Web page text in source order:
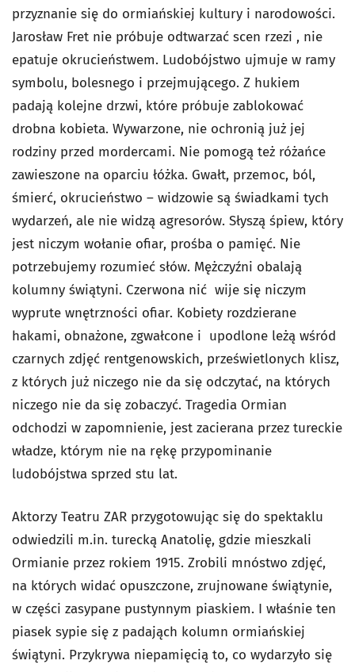
przyznanie się do ormiańskiej kultury i narodowości.
Jarosław Fret nie próbuje odtwarzać scen rzezi , nie
epatuje okrucieństwem. Ludobójstwo ujmuje w ramy
symbolu, bolesnego i przejmującego. Z hukiem
padają kolejne drzwi, które próbuje zablokować
drobna kobieta. Wywarzone, nie ochronią już jej
rodziny przed mordercami. Nie pomogą też różańce
zawieszone na oparciu łóżka. Gwałt, przemoc, ból,
śmierć, okrucieństwo – widzowie są świadkami tych
wydarzeń, ale nie widzą agresorów. Słyszą śpiew, który
jest niczym wołanie ofiar, prośba o pamięć. Nie
potrzebujemy rozumieć słów. Mężczyźni obalają
kolumny świątyni. Czerwona nić wije się niczym
wyprute wnętrzności ofiar. Kobiety rozdzierane
hakami, obnażone, zgwałcone i upodlone leżą wśród
czarnych zdjęć rentgenowskich, prześwietlonych klisz,
z których już niczego nie da się odczytać, na których
niczego nie da się zobaczyć. Tragedia Ormian
odchodzi w zapomnienie, jest zacierana przez tureckie
władze, którym nie na rękę przypominanie
ludobójstwa sprzed stu lat.
Aktorzy Teatru ZAR przygotowując się do spektaklu
odwiedzili m.in. turecką Anatolię, gdzie mieszkali
Ormianie przez rokiem 1915. Zrobili mnóstwo zdjęć,
na których widać opuszczone, zrujnowane świątynie,
w części zasypane pustynnym piaskiem. I właśnie ten
piasek sypie się z padająch kolumn ormiańskiej
świątyni. Przykrywa niepamięcią to, co wydarzyło się